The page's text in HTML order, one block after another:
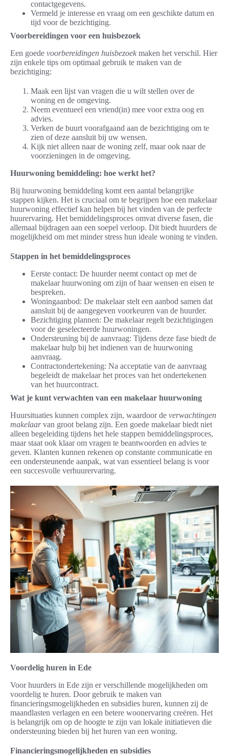
contactgegevens.
Vermeld je interesse en vraag om een geschikte datum en
tijd voor de bezichtiging.
Voorbereidingen voor een huisbezoek
Een goede voorbereidingen huisbezoek maken het verschil. Hier
zijn enkele tips om optimaal gebruik te maken van de
bezichtiging:
Maak een lijst van vragen die u wilt stellen over de
woning en de omgeving.
Neem eventueel een vriend(in) mee voor extra oog en
advies.
Verken de buurt voorafgaand aan de bezichtiging om te
zien of deze aansluit bij uw wensen.
Kijk niet alleen naar de woning zelf, maar ook naar de
voorzieningen in de omgeving.
Huurwoning bemiddeling: hoe werkt het?
Bij huurwoning bemiddeling komt een aantal belangrijke
stappen kijken. Het is cruciaal om te begrijpen hoe een makelaar
huurwoning effectief kan helpen bij het vinden van de perfecte
huurervaring. Het bemiddelingsproces omvat diverse fasen, die
allemaal bijdragen aan een soepel verloop. Dit biedt huurders de
mogelijkheid om met minder stress hun ideale woning te vinden.
Stappen in het bemiddelingsproces
Eerste contact: De huurder neemt contact op met de
makelaar huurwoning om zijn of haar wensen en eisen te
bespreken.
Woningaanbod: De makelaar stelt een aanbod samen dat
aansluit bij de aangegeven voorkeuren van de huurder.
Bezichtiging plannen: De makelaar regelt bezichtigingen
voor de geselecteerde huurwoningen.
Ondersteuning bij de aanvraag: Tijdens deze fase biedt de
makelaar hulp bij het indienen van de huurwoning
aanvraag.
Contractondertekening: Na acceptatie van de aanvraag
begeleidt de makelaar het proces van het ondertekenen
van het huurcontract.
Wat je kunt verwachten van een makelaar huurwoning
Huursituaties kunnen complex zijn, waardoor de verwachtingen
makelaarvan groot belang zijn. Een goede makelaar biedt niet
alleen begeleiding tijdens het hele stappen bemiddelingsproces,
maar staat ook klaar om vragen te beantwoorden en advies te
geven. Klanten kunnen rekenen op constante communicatie en
een ondersteunende aanpak, wat van essentieel belang is voor
een succesvolle verhuurervaring.
Voordelig huren in Ede
Voor huurders in Ede zijn er verschillende mogelijkheden om
voordelig te huren. Door gebruik te maken van
financieringsmogelijkheden en subsidies huren, kunnen zij de
maandlasten verlagen en een betere woonervaring creëren. Het
is belangrijk om op de hoogte te zijn van lokale initiatieven die
ondersteuning bieden bij het huren van een woning.
Financieringsmogelijkheden en subsidies